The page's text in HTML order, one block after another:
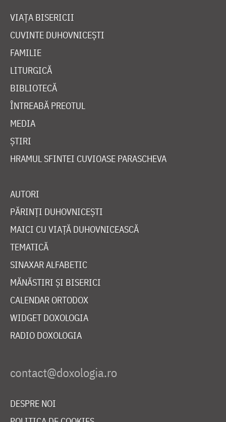
VIAȚA BISERICII
CUVINTE DUHOVNICEȘTI
FAMILIE
LITURGICĂ
BIBLIOTECĂ
ÎNTREABĂ PREOTUL
MEDIA
ȘTIRI
HRAMUL SFINTEI CUVIOASE PARASCHEVA
AUTORI
PĂRINȚI DUHOVNICEȘTI
MAICI CU VIAȚĂ DUHOVNICEASCĂ
TEMATICĂ
SINAXAR ALFABETIC
MĂNĂSTIRI ȘI BISERICI
CALENDAR ORTODOX
WIDGET DOXOLOGIA
RADIO DOXOLOGIA
DESPRE NOI